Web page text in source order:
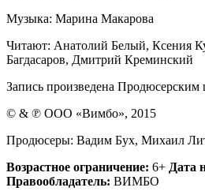
Музыка: Марина Макарова
Читают: Анатолий Белый, Ксения
Багдасаров, Дмитрий Креминский
Запись произведена
© & ℗ ООО «Вимбо», 2015
Продюсеры: Вадим Бух, Михаил
Возрастное ограничение: 6+ Дата
Правообладатель: ВИМБО